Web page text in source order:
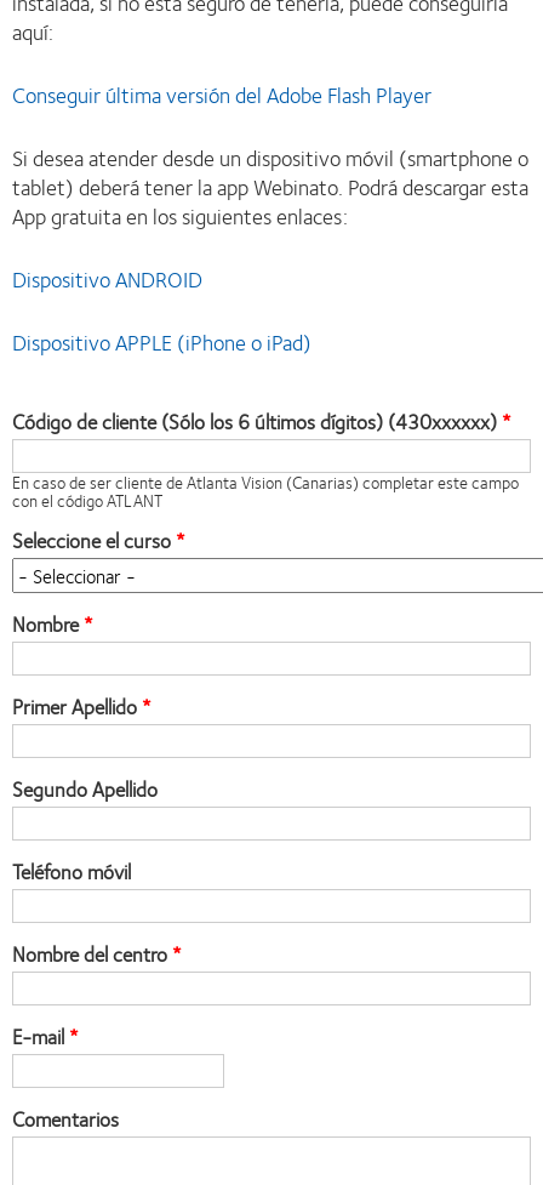
aquí:
Conseguir última versión del Adobe Flash Player
Si desea atender desde un dispositivo móvil (smartphone o
tablet) deberá tener la app Webinato. Podrá descargar esta
App gratuita en los siguientes enlaces:
Dispositivo ANDROID
Dispositivo APPLE (iPhone o iPad)
Código de cliente (Sólo los 6 últimos dígitos) (430xxxxxx)
En caso de ser cliente de Atlanta Vision (Canarias) completar este campo
con el código ATLANT
Seleccione el curso
Nombre
Primer Apellido
Segundo Apellido
Teléfono móvil
Nombre del centro
E-mail
Comentarios